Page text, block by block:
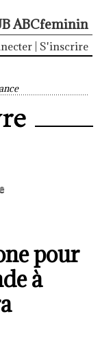
ABCfeminin
S'inscrire
pour
à